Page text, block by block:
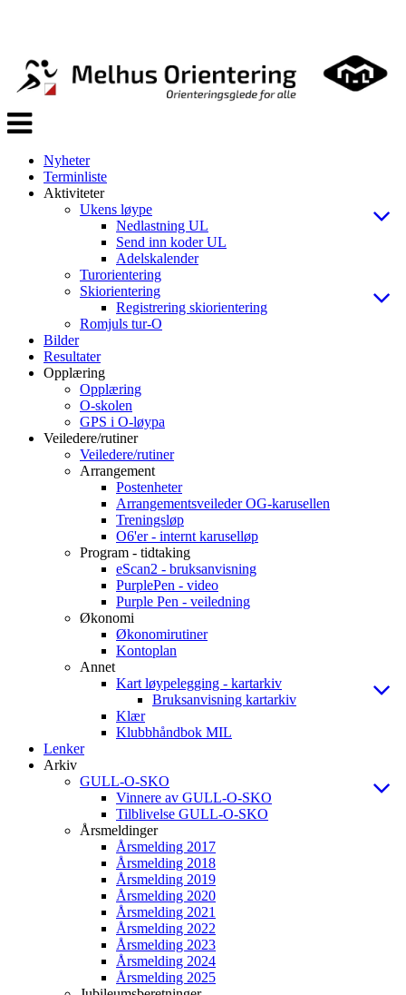
Veksle
navigasjon
Nyheter
Terminliste
Aktiviteter
Ukens løype
Nedlastning UL
Send inn koder UL
Adelskalender
Turorientering
Skiorientering
Registrering skiorientering
Romjuls tur-O
Bilder
Resultater
Opplæring
Opplæring
O-skolen
GPS i O-løypa
Veiledere/rutiner
Veiledere/rutiner
Arrangement
Postenheter
Arrangementsveileder OG-karusellen
Treningsløp
O6'er - internt karuselløp
Program - tidtaking
eScan2 - bruksanvisning
PurplePen - video
Purple Pen - veiledning
Økonomi
Økonomirutiner
Kontoplan
Annet
Kart løypelegging - kartarkiv
Bruksanvisning kartarkiv
Klær
Klubbhåndbok MIL
Lenker
Arkiv
GULL-O-SKO
Vinnere av GULL-O-SKO
Tilblivelse GULL-O-SKO
Årsmeldinger
Årsmelding 2017
Årsmelding 2018
Årsmelding 2019
Årsmelding 2020
Årsmelding 2021
Årsmelding 2022
Årsmelding 2023
Årsmelding 2024
Årsmelding 2025